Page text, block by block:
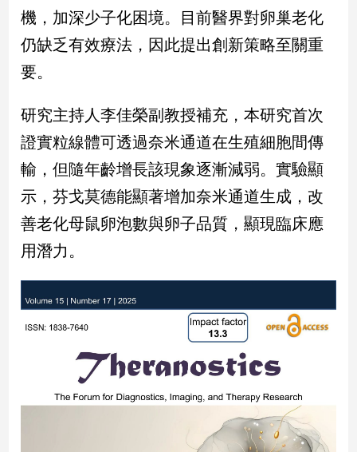
南
台
灣
點
娛
娛
樂
星
聞
行/
時
機，加深少子化困境。目前醫界對卵巢老化
仍缺乏有效療法，因此提出創新策略至關重
要。
研究主持人李佳榮副教授補充，本研究首次
證實粒線體可透過奈米通道在生殖細胞間傳
輸，但隨年齡增長該現象逐漸減弱。實驗顯
示，芬戈莫德能顯著增加奈米通道生成，改
善老化母鼠卵泡數與卵子品質，顯現臨床應
用潛力。